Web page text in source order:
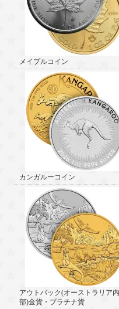
メイプルコイン
カンガルーコイン
アウトバック(オーストラリア
部)金貨・プラチナ貨